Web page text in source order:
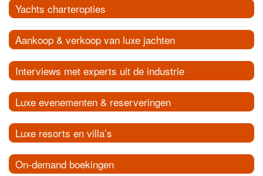
Yachts charteropties
Aankoop & verkoop van luxe jachten
Interviews met experts uit de industrie
Luxe evenementen & reserveringen
Luxe resorts en villa’s
On-demand boekingen